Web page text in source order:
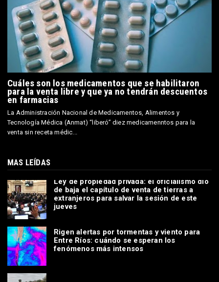
Cuáles son los medicamentos que se habilitaron
para la venta libre y que ya no tendrán descuentos
en farmacias
La Administración Nacional de Medicamentos, Alimentos y
Tecnología Médica (Anmat) “liberó” diez medicamenntos para la
venta sin receta médic...
MAS LEÍDAS
Ley de propiedad privada: el oficialismo dio
de baja el capítulo de venta de tierras a
extranjeros para salvar la sesión de este
jueves
Rigen alertas por tormentas y viento para
Entre Ríos: cuándo se esperan los
fenómenos más intensos